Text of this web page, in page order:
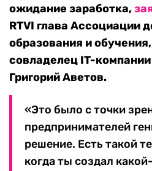
ожидание заработка,
RTVI глава Ассоциации
образования и
совладелец IT-
Григорий Аветов.
«Это было с точки
предпринимателей
решение. Есть такой
когда ты создал